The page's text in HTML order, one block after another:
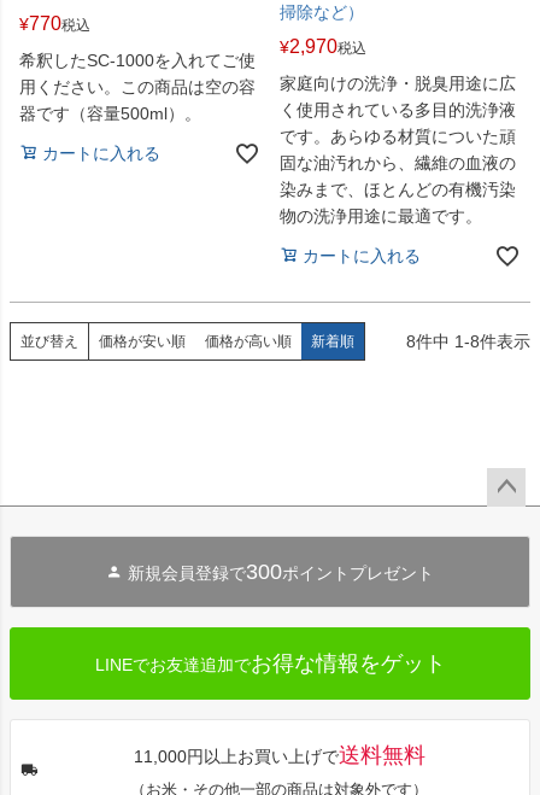
¥770税込
希釈したSC-1000を入れてご使
用ください。この商品は空の容
器です（容量500ml）。
カートに入れる
掃除など）
¥2,970税込
家庭向けの洗浄・脱臭用途に広
く使用されている多目的洗浄液
です。あらゆる材質についた頑
固な油汚れから、繊維の血液の
染みまで、ほとんどの有機汚染
物の洗浄用途に最適です。
カートに入れる
並び替え 価格が安い順 価格が高い順 新着順 8件中 1-8件表示
新規会員登録で300ポイントプレゼント
LINEでお友達追加でお得な情報をゲット
11,000円以上お買い上げで送料無料
（お米・その他一部の商品は対象外です）